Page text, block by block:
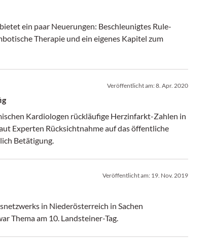
ein paar Neuerungen: Beschleunigtes Rule-
Therapie und ein eigenes Kapitel zum
Veröffentlicht am:8. Apr. 2020
Kardiologen rückläufige Herzinfarkt-Zahlen in
Experten Rücksichtnahme auf das öffentliche
Betätigung.
Veröffentlicht am: 19. Nov. 2019
in Niederösterreich in Sachen
Thema am 10. Landsteiner-Tag.